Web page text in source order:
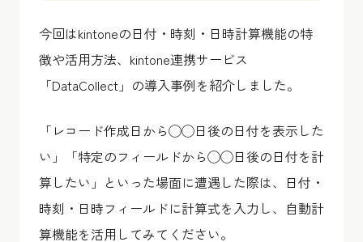
今回はkintoneの日付・時刻・日時計算機能の特
徴や活用方法、kintone連携サービス
「DataCollect 」の導入事例を紹介しました。
「レコード作成日から◯◯日後の日付を表示した
い」「特定のフィールドから◯◯日後の日付を計
算したい」といった場面に遭遇した際は、日付・
時刻・日時フィールドに計算式を入力し、自動計
算機能を活用してみてください。